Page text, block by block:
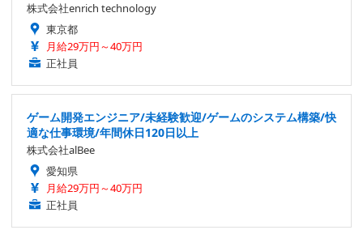
株式会社enrich technology
東京都
月給29万円～40万円
正社員
ゲーム開発エンジニア/未経験歓迎/ゲームのシステム構築/快
適な仕事環境/年間休日120日以上
株式会社alBee
愛知県
月給29万円～40万円
正社員